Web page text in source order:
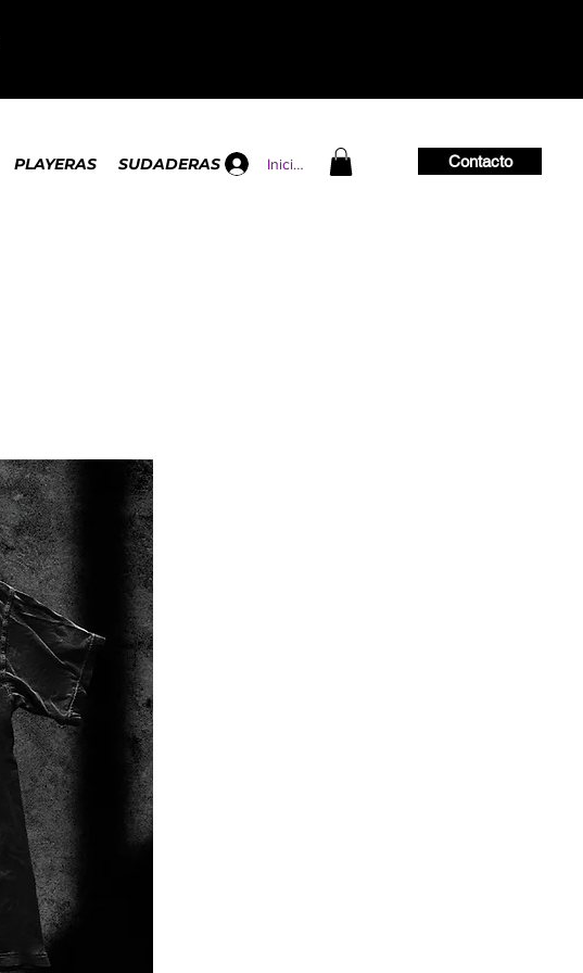
PLAYERAS SUDADERAS Iniciar sesión Contacto